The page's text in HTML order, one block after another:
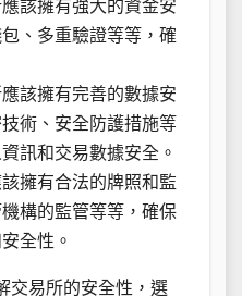
該擁有強大的資金安
、多重驗證等等，確
該擁有完善的數據安
術、安全防護措施等
訊和交易數據安全。
該擁有合法的牌照和監
構的監管等等，確保
全性。
交易所的安全性，選